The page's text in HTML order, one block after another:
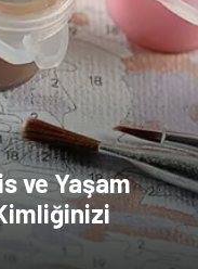
ve Yaşam